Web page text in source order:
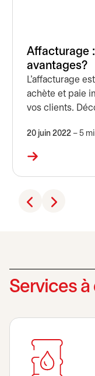
Affacturage
avantages?
L’affacturage
achète et paie
vos clients.
20 juin 2022 – 5
Services